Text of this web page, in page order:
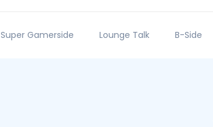
Super Gamerside Lounge Talk B-Side